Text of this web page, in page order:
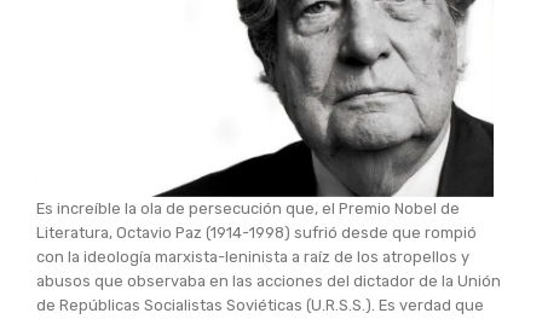
Es increíble la ola de persecución que, el Premio Nobel de
Literatura, Octavio Paz (1914-1998) sufrió desde que rompió
con la ideología marxista-leninista a raíz de los atropellos y
abusos que observaba en las acciones del dictador de la Unión
de Repúblicas Socialistas Soviéticas (U.R.S.S.). Es verdad que